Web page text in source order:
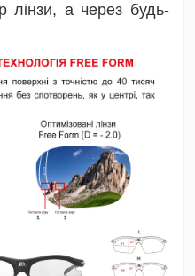
лінзи, а через будь-